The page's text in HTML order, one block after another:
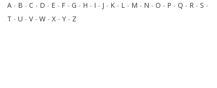
A - B - C - D - E - F - G - H - I - J - K - L - M - N - O - P - Q - R - S -
T - U - V- W - X - Y - Z